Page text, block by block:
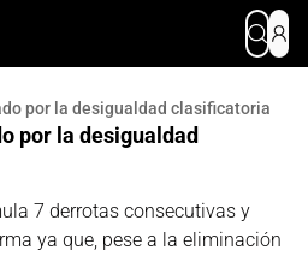
por la desigualdad clasificatoria
por la desigualdad
7 derrotas consecutivas y
ya que, pese a la eliminación